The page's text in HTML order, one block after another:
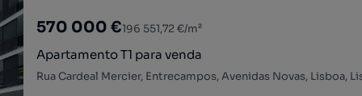
570 000 €196 551,72 €/m²
Apartamento T1 para venda
Rua Cardeal Mercier, Entrecampos, Avenidas Novas, Lisboa,